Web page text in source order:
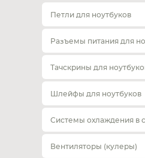
Петли для ноутбуков
Разъемы питания для
Тачскрины для
Шлейфы для ноутбуков
Системы охлаждения в
Вентиляторы (кулеры)